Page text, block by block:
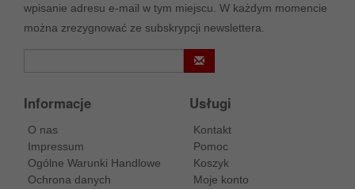
wpisanie adresu e-mail w tym miejscu. W każdym momencie
można zrezygnować ze subskrypcji newslettera.
Informacje
O nas
Impressum
Ogólne Warunki Handlowe
Ochrona danych
Usługi
Kontakt
Pomoc
Koszyk
Moje konto